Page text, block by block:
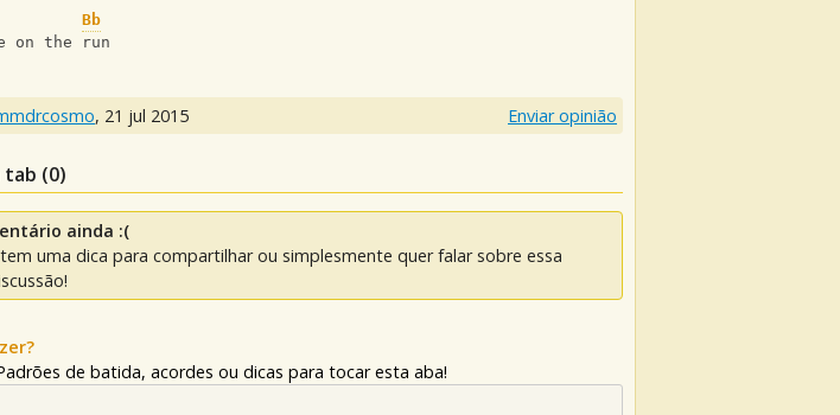
Bb
on the run
, 21 jul 2015 Enviar opinião
tab (0)
ainda :(
uma dica para compartilhar ou simplesmente quer falar sobre essa
de batida, acordes ou dicas para tocar esta aba!